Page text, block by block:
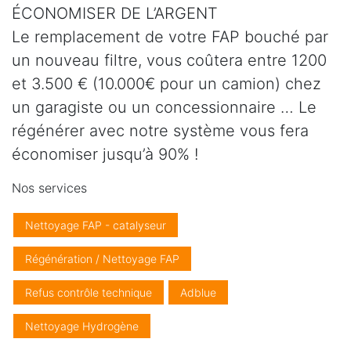
ÉCONOMISER DE L’ARGENT
Le remplacement de votre FAP bouché par
un nouveau filtre, vous coûtera entre 1200
et 3.500 € (10.000€ pour un camion) chez
un garagiste ou un concessionnaire … Le
régénérer avec notre système vous fera
économiser jusqu’à 90% !
Nos services
Nettoyage FAP - catalyseur
Régénération / Nettoyage FAP
Refus contrôle technique Adblue
Nettoyage Hydrogène